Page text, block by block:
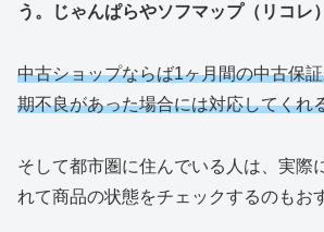
う。じゃんぱらやソフマップ（リコレ
中古ショップならば1ヶ月間の中古保
期不良があった場合には対応してくれ
そして都市圏に住んでいる人は、実際
れて商品の状態をチェックするのもお